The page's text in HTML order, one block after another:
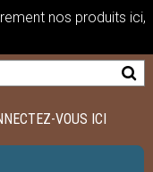
nos produits ici,
VOUS ICI